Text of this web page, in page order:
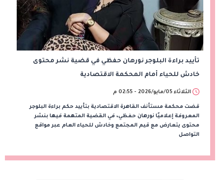
تأييد براءة البلوجر نورهان حفظي في قضية نشر محتوى
خادش للحياء أمام المحكمة الاقتصادية
الثلاثاء 05/مايو/2026 - 02:55 م
قضت محكمة مستأنف القاهرة الاقتصادية بتأييد حكم براءة البلوجر
المعروفة إعلاميًا نورهان حفظي، في القضية المتهمة فيها بنشر
محتوى يتعارض مع قيم المجتمع وخادش للحياء العام عبر مواقع
التواصل